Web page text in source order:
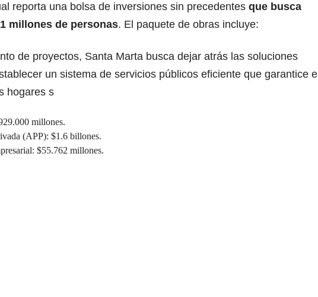
reporta una bolsa de inversiones sin precedentes que busca
millones de personas. El paquete de obras incluye:
de proyectos, Santa Marta busca dejar atrás las soluciones
un sistema de servicios públicos eficiente que garantice el
hogares s
millones.
(APP): $1.6 billones.
$55.762 millones.